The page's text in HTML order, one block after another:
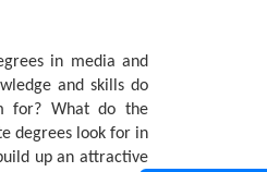
in media and
and skills do
for? What do the
degrees look for in
up an attractive